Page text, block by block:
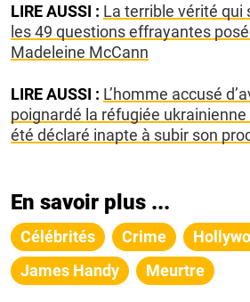
LIRE AUSSI : La terrible vérité qui
les 49 questions effrayantes
Madeleine McCann
LIRE AUSSI : L’homme accusé
poignardé la réfugiée
été déclaré inapte à subir son
En savoir plus ...
Célébrités Crime
James Handy
Meurtre